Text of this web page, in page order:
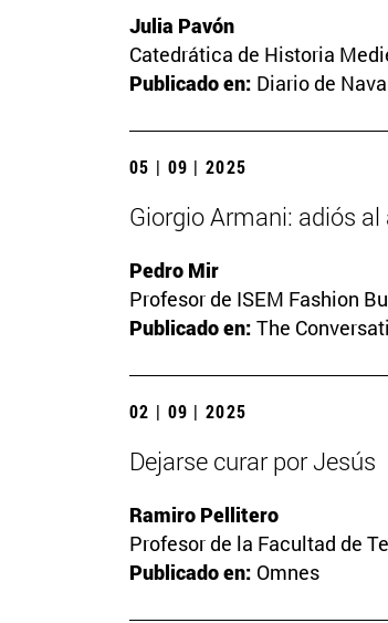
Julia Pavón
Catedrática de Historia
Publicado en: Diario de
05 | 09 | 2025
Giorgio Armani: adiós
Pedro Mir
Profesor de ISEM Fashion
Publicado en: The
02 | 09 | 2025
Dejarse curar por Jesús
Ramiro Pellitero
Profesor de la Facultad de
Publicado en: Omnes